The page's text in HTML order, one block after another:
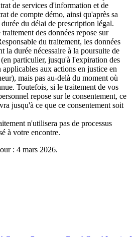
de services d'information et de
de compte démo, ainsi qu'après sa
du délai de prescription légal.
des données repose sur
du traitement, les données
la durée nécessaire à la poursuite de
particulier, jusqu'à l'expiration des
aux actions en justice en
mais pas au-delà du moment où
Toutefois, si le traitement de vos
repose sur le consentement, ce
jusqu'à ce que ce consentement soit
n'utilisera pas de processus
à votre encontre.
: 4 mars 2026.